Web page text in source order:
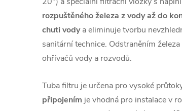
rozpuštěného železa z vody až do
chuti vodya eliminuje tvorbu
sanitární technice. Odstraněním
ohřívačů vody a rozvodů.
Tuba filtru je určena pro vysoké
připojením je vhodná pro instalace v